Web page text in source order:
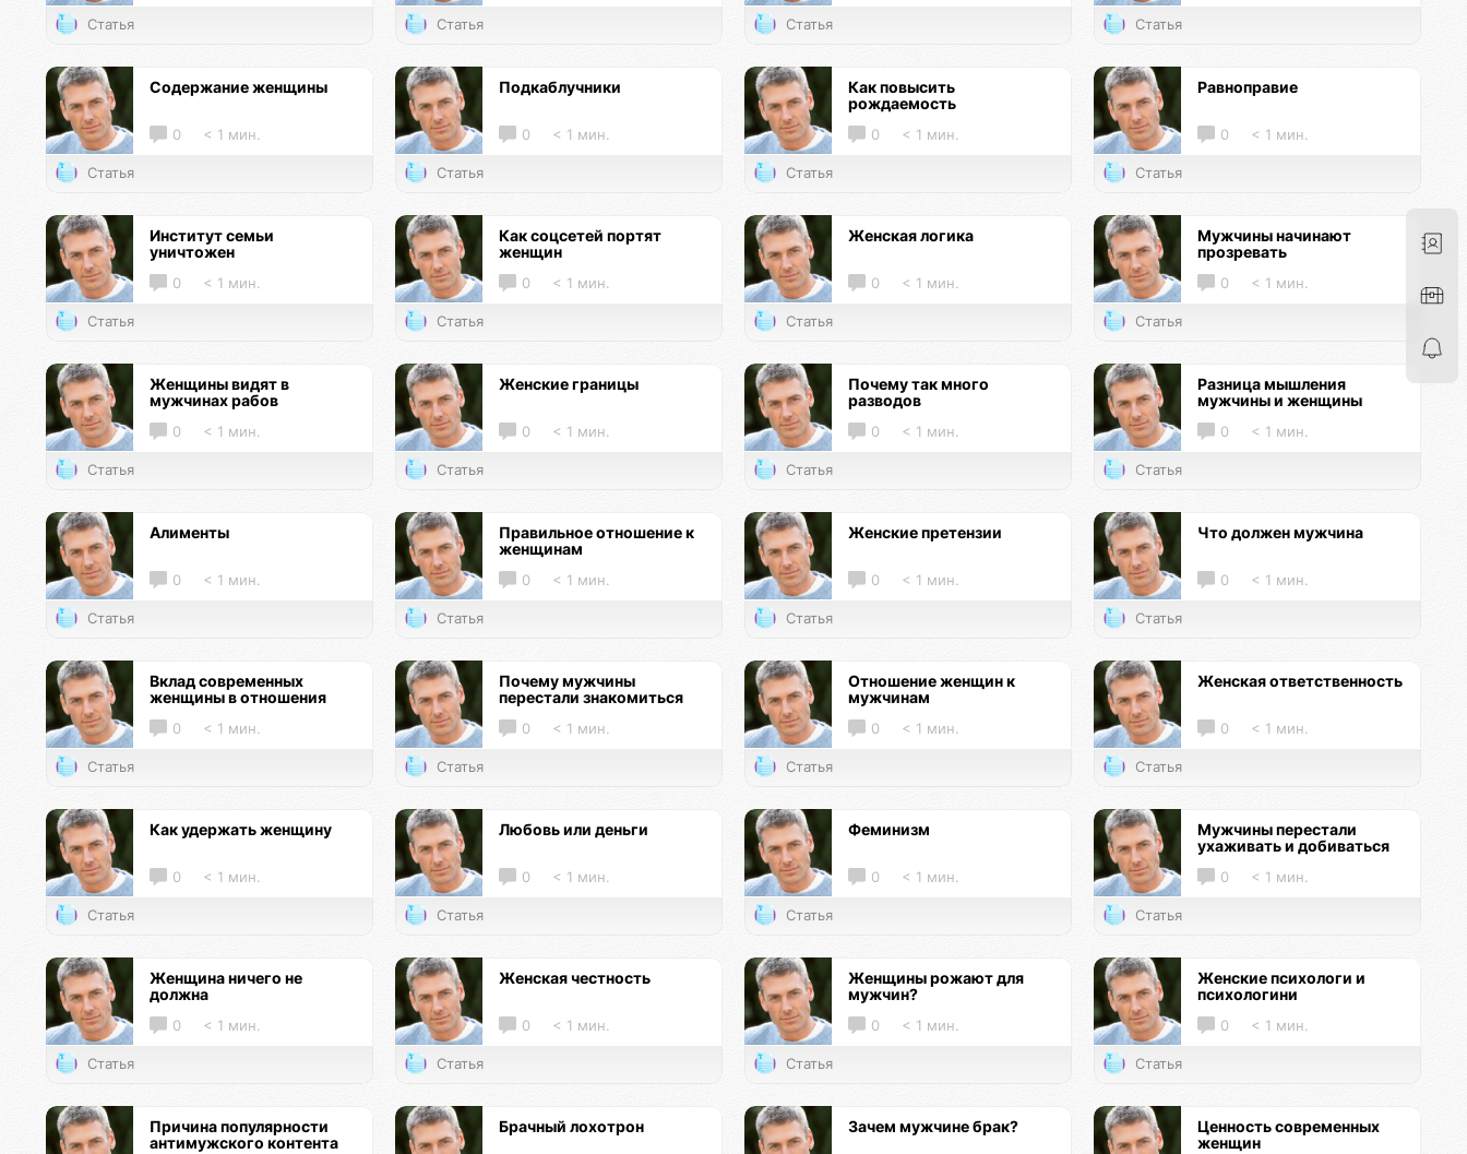
Статья Статья Статья Статья
Содержание женщины
0 < 1 мин.
Статья
Подкаблучники
0 < 1 мин.
Статья
Как повысить
рождаемость
0 < 1 мин.
Статья
Равноправие
0 < 1 мин.
Статья
Институт семьи
уничтожен
0 < 1 мин.
Статья
Как соцсетей портят
женщин
0 < 1 мин.
Статья
Женская логика
0 < 1 мин.
Статья
Мужчины начинают
прозревать
0 < 1 мин.
Статья
Женщины видят в
мужчинах рабов
0 < 1 мин.
Статья
Женские границы
0 < 1 мин.
Статья
Почему так много
разводов
0 < 1 мин.
Статья
Разница мышления
мужчины и женщины
0 < 1 мин.
Статья
Алименты
0 < 1 мин.
Статья
Правильное отношение к
женщинам
0 < 1 мин.
Статья
Женские претензии
0 < 1 мин.
Статья
Что должен мужчина
0 < 1 мин.
Статья
Вклад современных
женщины в отношения
0 < 1 мин.
Статья
Почему мужчины
перестали знакомиться
0 < 1 мин.
Статья
Отношение женщин к
мужчинам
0 < 1 мин.
Статья
Женская ответственность
0 < 1 мин.
Статья
Как удержать женщину
0 < 1 мин.
Статья
Любовь или деньги
0 < 1 мин.
Статья
Феминизм
0 < 1 мин.
Статья
Мужчины перестали
ухаживать и добиваться
0 < 1 мин.
Статья
Женщина ничего не
должна
0 < 1 мин.
Статья
Женская честность
0 < 1 мин.
Статья
Женщины рожают для
мужчин?
0 < 1 мин.
Статья
Женские психологи и
психологини
0 < 1 мин.
Статья
Причина популярности
антимужского контента
Брачный лохотрон Зачем мужчине брак?
Ценность современных
женщин